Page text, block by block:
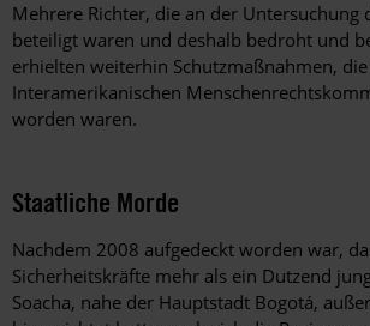
Mehrere Richter, die an der Untersuchung
beteiligt waren und deshalb bedroht und
erhielten weiterhin Schutzmaßnahmen,
Interamerikanischen
worden waren.
Staatliche Morde
Nachdem 2008 aufgedeckt worden war,
Sicherheitskräfte mehr als ein Dutzend
Soacha, nahe der Hauptstadt Bogotá,